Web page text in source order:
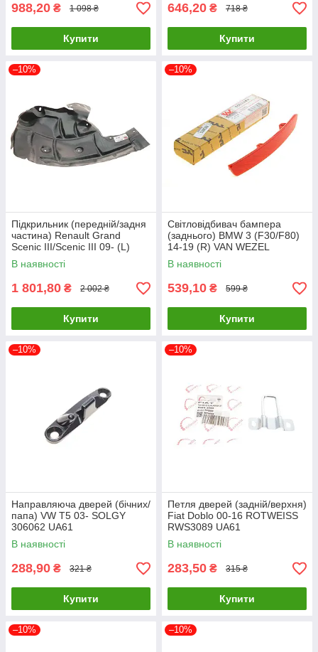
988,20 ₴ 1 098 ₴
Купити
646,20 ₴ 718 ₴
Купити
–10%
Підкрильник (передній/задня
частина) Renault Grand
Scenic III/Scenic III 09- (L)
VAN WEZEL 4380435 UA61
В наявності
1 801,80 ₴ 2 002 ₴
Купити
–10%
Світловідбивач бампера
(заднього) BMW 3 (F30/F80)
14-19 (R) VAN WEZEL
0693940 UA61
В наявності
539,10 ₴ 599 ₴
Купити
–10%
Направляюча дверей (бічних/
папа) VW T5 03- SOLGY
306062 UA61
В наявності
288,90 ₴ 321 ₴
Купити
–10%
Петля дверей (задній/верхня)
Fiat Doblo 00-16 ROTWEISS
RWS3089 UA61
В наявності
283,50 ₴ 315 ₴
Купити
–10% –10%